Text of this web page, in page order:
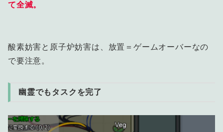
て全滅。
酸素妨害と原子炉妨害は、放置＝ゲームオーバーなの
で要注意。
幽霊でもタスクを完了